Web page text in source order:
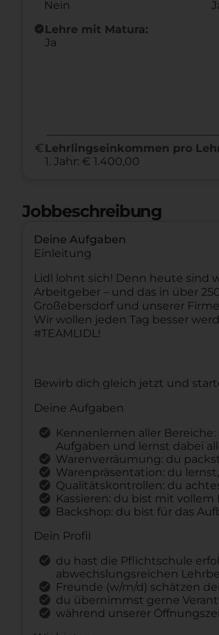
Nein
new_releasesLehre mit Matura:
Ja
euro Lehrlingseinkommen pro
1. Jahr: € 1.400,00
Jobbeschreibung
Deine Aufgaben
Einleitung
Lidl lohnt sich! Denn heute sind
Arbeitgeber – und das in über
Großebersdorf und unserer
Wir wollen jeden Tag besser
#TEAMLIDL!
Bewirb dich gleich jetzt und
Deine Aufgaben
Kennenlernen aller
Aufgaben und lernst dabei
Warenverräumung: du
Warenpräsentation: du
Qualitätskontrollen: du
Kassieren: du bist mit
Backshop: du bist für das
Dein Profil
du hast die Pflichtschule
abwechslungsreichen
Freunde (w/m/d) schätzen
du übernimmst gerne
während unserer